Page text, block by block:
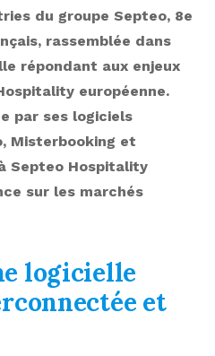
du groupe Septeo, 8e
rassemblée dans
répondant aux enjeux
européenne.
par ses logiciels
Misterbooking et
Septeo Hospitality
sur les marchés
logicielle
et